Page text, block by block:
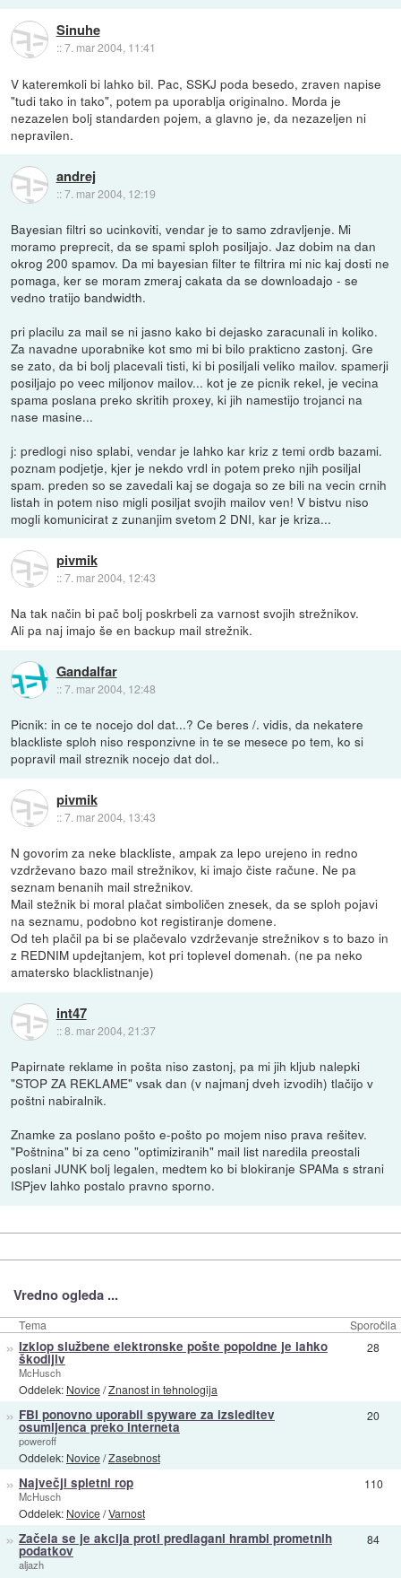
Sinuhe
::7. mar 2004, 11:41
V kateremkoli bi lahko bil. Pac, SSKJ poda besedo, zraven napise
"tudi tako in tako", potem pa uporablja originalno. Morda je
nezazelen bolj standarden pojem, a glavno je, da nezazeljen ni
nepravilen.
andrej
::7. mar 2004, 12:19
Bayesian filtri so ucinkoviti, vendar je to samo zdravljenje. Mi
moramo preprecit, da se spami sploh posiljajo. Jaz dobim na dan
okrog 200 spamov. Da mi bayesian filter te filtrira mi nic kaj dosti ne
pomaga, ker se moram zmeraj cakata da se downloadajo - se
vedno tratijo bandwidth.
pri placilu za mail se ni jasno kako bi dejasko zaracunali in koliko.
Za navadne uporabnike kot smo mi bi bilo prakticno zastonj. Gre
se zato, da bi bolj placevali tisti, ki bi posiljali veliko mailov. spamerji
posiljajo po veec miljonov mailov... kot je ze picnik rekel, je vecina
spama poslana preko skritih proxey, ki jih namestijo trojanci na
nase masine...
j: predlogi niso splabi, vendar je lahko kar kriz z temi ordb bazami.
poznam podjetje, kjer je nekdo vrdl in potem preko njih posiljal
spam. preden so se zavedali kaj se dogaja so ze bili na vecin crnih
listah in potem niso migli posiljat svojih mailov ven! V bistvu niso
mogli komunicirat z zunanjim svetom 2 DNI, kar je kriza...
pivmik
::7. mar 2004, 12:43
Na tak način bi pač bolj poskrbeli za varnost svojih strežnikov.
Ali pa naj imajo še en backup mail strežnik.
Gandalfar
::7. mar 2004, 12:48
Picnik: in ce te nocejo dol dat...? Ce beres /. vidis, da nekatere
blackliste sploh niso responzivne in te se mesece po tem, ko si
popravil mail streznik nocejo dat dol..
pivmik
::7. mar 2004, 13:43
N govorim za neke blackliste, ampak za lepo urejeno in redno
vzdrževano bazo mail strežnikov, ki imajo čiste račune. Ne pa
seznam benanih mail strežnikov.
Mail stežnik bi moral plačat simboličen znesek, da se sploh pojavi
na seznamu, podobno kot registiranje domene.
Od teh plačil pa bi se plačevalo vzdrževanje strežnikov s to bazo in
z REDNIM updejtanjem, kot pri toplevel domenah. (ne pa neko
amatersko blacklistnanje)
int47
::8. mar 2004, 21:37
Papirnate reklame in pošta niso zastonj, pa mi jih kljub nalepki
"STOP ZA REKLAME" vsak dan (v najmanj dveh izvodih) tlačijo v
poštni nabiralnik.
Znamke za poslano pošto e-pošto po mojem niso prava rešitev.
"Poštnina" bi za ceno "optimiziranih" mail list naredila preostali
poslani JUNK bolj legalen, medtem ko bi blokiranje SPAMa s strani
ISPjev lahko postalo pravno sporno.
Vredno ogleda ...
Tema Sporočila
» Izklop službene elektronske pošte popoldne je lahko
škodljiv
McHusch
Oddelek: Novice/Znanost in tehnologija
28
» FBI ponovno uporabil spyware za izsleditev
osumljenca preko interneta
poweroff
Oddelek: Novice/Zasebnost
20
» Največji spletni rop
McHusch
Oddelek: Novice/Varnost
110
» Začela se je akcija proti predlagani hrambi prometnih
podatkov
aljazh
84